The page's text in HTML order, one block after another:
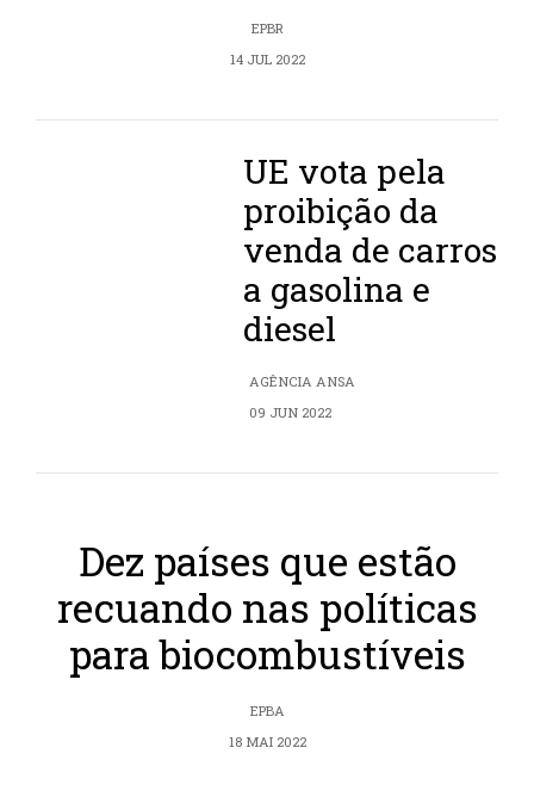
EPBR
14 JUL 2022
UE vota pela
proibição da
venda de carros
a gasolina e
diesel
AGÊNCIA ANSA
09 JUN 2022
Dez países que estão
recuando nas políticas
para biocombustíveis
EPBA
18 MAI 2022